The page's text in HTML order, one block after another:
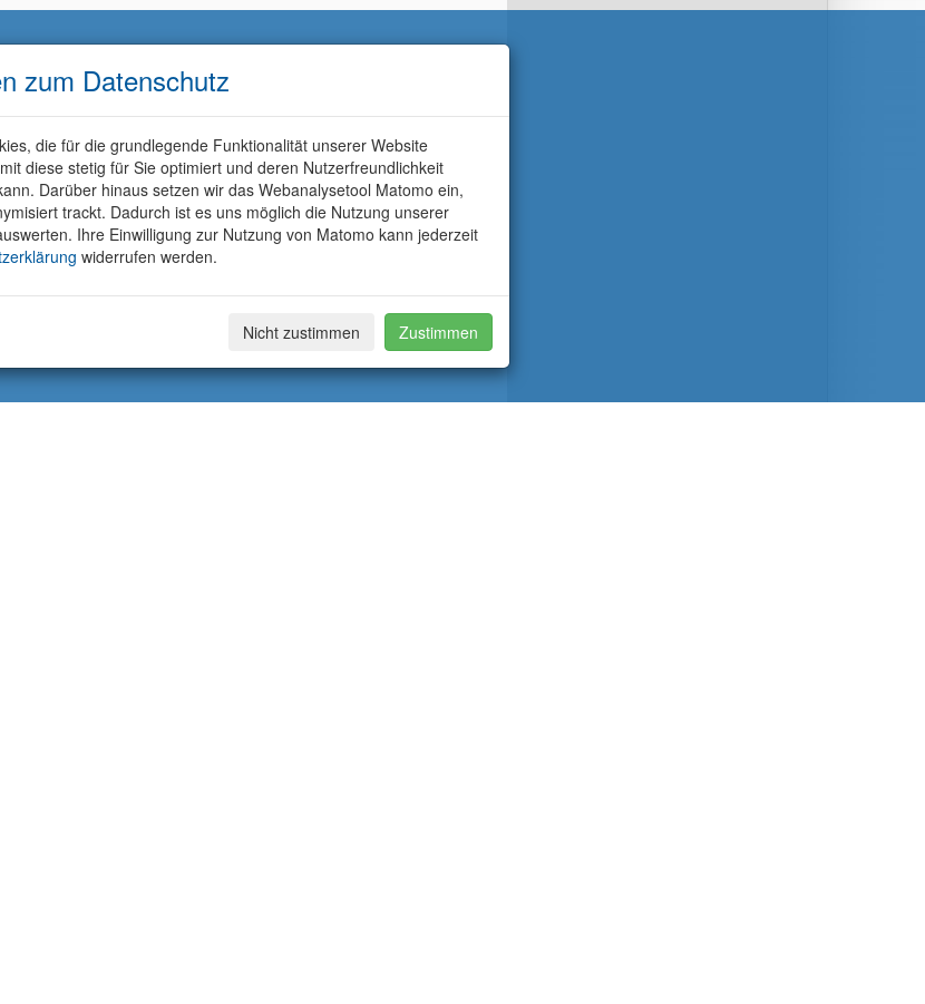
zum Datenschutz
die für die grundlegende Funktionalität unserer Website
diese stetig für Sie optimiert und deren Nutzerfreundlichkeit
Darüber hinaus setzen wir das Webanalysetool Matomo ein,
trackt. Dadurch ist es uns möglich die Nutzung unserer
Ihre Einwilligung zur Nutzung von Matomo kann jederzeit
widerrufen werden.
Nicht zustimmen Zustimmen